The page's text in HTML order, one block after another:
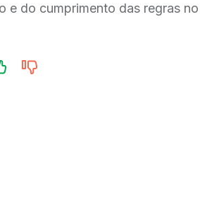
e do cumprimento das regras